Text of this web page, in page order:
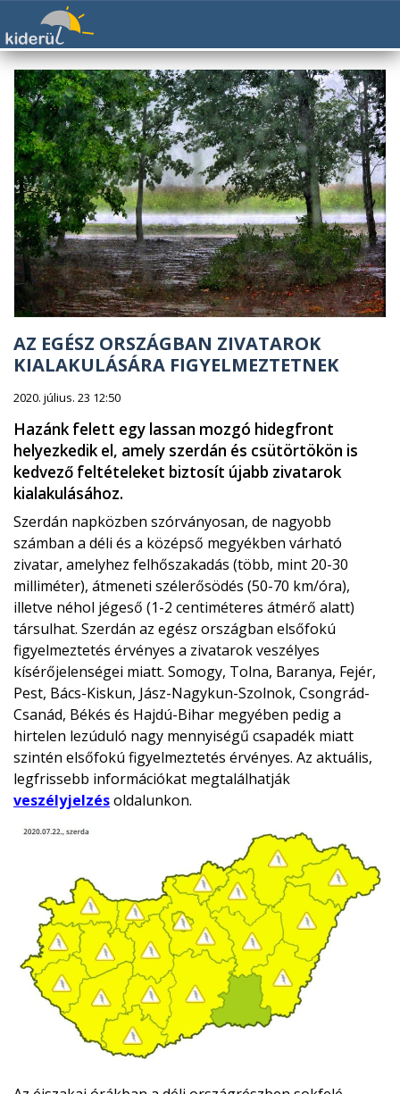
AZ EGÉSZ ORSZÁGBAN ZIVATAROK
KIALAKULÁSÁRA FIGYELMEZTETNEK
2020. július. 23 12:50
Hazánk felett egy lassan mozgó hidegfront
helyezkedik el, amely szerdán és csütörtökön is
kedvező feltételeket biztosít újabb zivatarok
kialakulásához.
Szerdán napközben szórványosan, de nagyobb
számban a déli és a középső megyékben várható
zivatar, amelyhez felhőszakadás (több, mint 20-30
milliméter), átmeneti szélerősödés (50-70 km/óra),
illetve néhol jégeső (1-2 centiméteres átmérő alatt)
társulhat. Szerdán az egész országban elsőfokú
figyelmeztetés érvényes a zivatarok veszélyes
kísérőjelenségei miatt. Somogy, Tolna, Baranya, Fejér,
Pest, Bács-Kiskun, Jász-Nagykun-Szolnok, Csongrád-
Csanád, Békés és Hajdú-Bihar megyében pedig a
hirtelen lezúduló nagy mennyiségű csapadék miatt
szintén elsőfokú figyelmeztetés érvényes. Az aktuális,
legfrissebb információkat megtalálhatják
veszélyjelzésoldalunkon.